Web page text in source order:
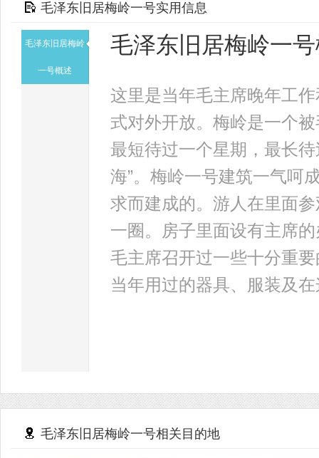
毛泽东旧居梅岭一号实用信息
毛泽东旧居梅岭
一号概述
毛泽东旧居梅岭一
这里是当年毛主席晚年工
式对外开放。梅岭是一个
最短待过一个星期，最长
海”。梅岭一号建筑一气呵
求而建成的。游人在里面
一圈。房子里面设有主席
毛主席召开过一些十分重
当年用过的器具、服装及
毛泽东旧居梅岭一号相关目的地